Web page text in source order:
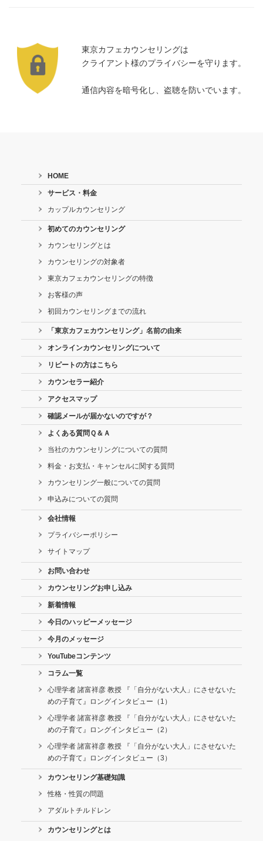
東京カフェカウンセリングは
クライアント様のプライバシーを守ります。
通信内容を暗号化し、盗聴を防いでいます。
HOME
サービス・料金
カップルカウンセリング
初めてのカウンセリング
カウンセリングとは
カウンセリングの対象者
東京カフェカウンセリングの特徴
お客様の声
初回カウンセリングまでの流れ
「東京カフェカウンセリング」名前の由来
オンラインカウンセリングについて
リピートの方はこちら
カウンセラー紹介
アクセスマップ
確認メールが届かないのですが？
よくある質問Ｑ＆Ａ
当社のカウンセリングについての質問
料金・お支払・キャンセルに関する質問
カウンセリング一般についての質問
申込みについての質問
会社情報
プライバシーポリシー
サイトマップ
お問い合わせ
カウンセリングお申し込み
新着情報
今日のハッピーメッセージ
今月のメッセージ
YouTubeコンテンツ
コラム一覧
心理学者 諸富祥彦 教授 『「自分がない大人」にさせないた
めの子育て』ロングインタビュー（1）
心理学者 諸富祥彦 教授 『「自分がない大人」にさせないた
めの子育て』ロングインタビュー（2）
心理学者 諸富祥彦 教授 『「自分がない大人」にさせないた
めの子育て』ロングインタビュー（3）
カウンセリング基礎知識
性格・性質の問題
アダルトチルドレン
カウンセリングとは